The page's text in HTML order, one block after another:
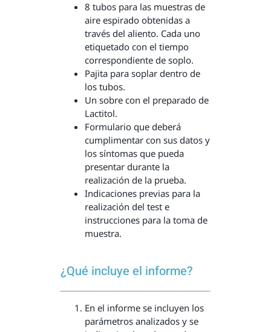
8 tubos para las muestras de
aire espirado obtenidas a
través del aliento. Cada uno
etiquetado con el tiempo
correspondiente de soplo.
Pajita para soplar dentro de
los tubos.
Un sobre con el preparado de
Lactitol.
Formulario que deberá
cumplimentar con sus datos y
los síntomas que pueda
presentar durante la
realización de la prueba.
Indicaciones previas para la
realización del test e
instrucciones para la toma de
muestra.
¿Qué incluye el informe?
En el informe se incluyen los
parámetros analizados y se